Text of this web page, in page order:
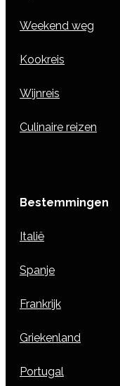
Weekend weg
Kookreis
Wijnreis
Culinaire reizen
Bestemmingen
Italië
Spanje
Frankrijk
Griekenland
Portugal